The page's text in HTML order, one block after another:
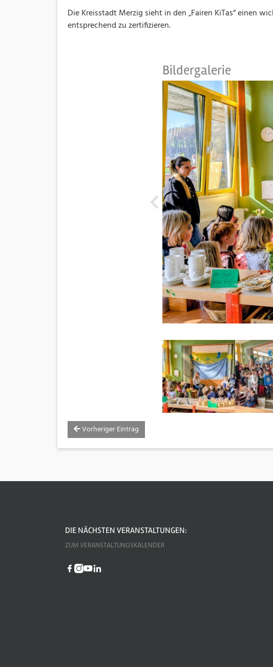
Die Kreisstadt Merzig sieht in den „Fairen KiTas“ einen
entsprechend zu zertifizieren.
Bildergalerie
Vorheriger Eintrag
DIE NÄCHSTEN VERANSTALTUNGEN:
ZUM VERANSTALTUNGSKALENDER